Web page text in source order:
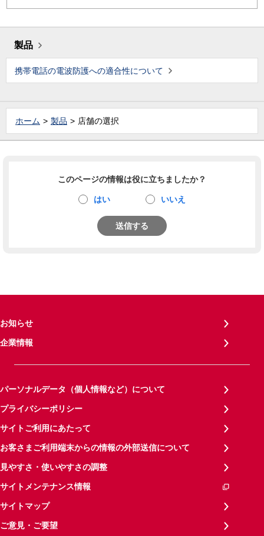
製品
携帯電話の電波防護への適合性について
ホーム 製品 店舗の選択
このページの情報は役に立ちましたか？
はい いいえ
送信する
お知らせ
企業情報
パーソナルデータ（個人情報など）について
プライバシーポリシー
サイトご利用にあたって
お客さまご利用端末からの情報の外部送信について
見やすさ・使いやすさの調整
サイトメンテナンス情報
サイトマップ
ご意見・ご要望